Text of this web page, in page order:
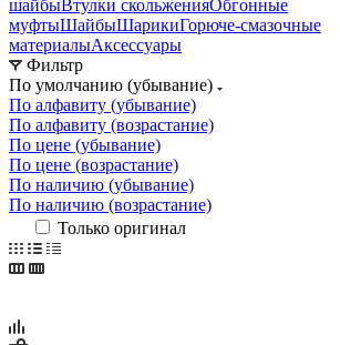
шайбыВтулки скольженияОбгонные
муфтыШайбыШарикиГорюче-смазочные
материалыАксессуары
Фильтр
По умолчанию (убывание)
По алфавиту (убывание)
По алфавиту (возрастание)
По цене (убывание)
По цене (возрастание)
По наличию (убывание)
По наличию (возрастание)
Только оригинал